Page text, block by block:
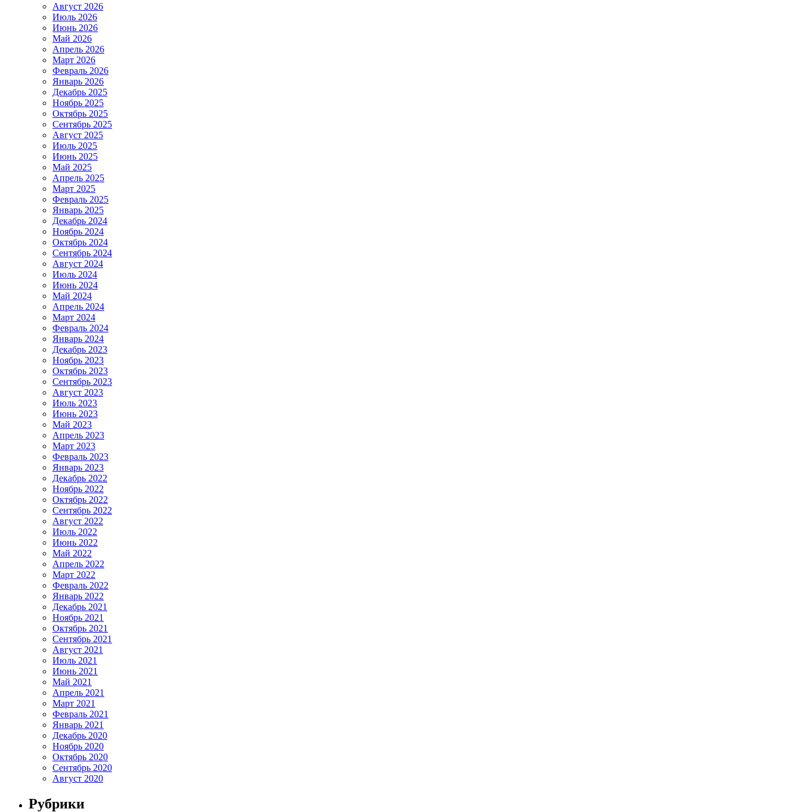
Август 2026
Июль 2026
Июнь 2026
Май 2026
Апрель 2026
Март 2026
Февраль 2026
Январь 2026
Декабрь 2025
Ноябрь 2025
Октябрь 2025
Сентябрь 2025
Август 2025
Июль 2025
Июнь 2025
Май 2025
Апрель 2025
Март 2025
Февраль 2025
Январь 2025
Декабрь 2024
Ноябрь 2024
Октябрь 2024
Сентябрь 2024
Август 2024
Июль 2024
Июнь 2024
Май 2024
Апрель 2024
Март 2024
Февраль 2024
Январь 2024
Декабрь 2023
Ноябрь 2023
Октябрь 2023
Сентябрь 2023
Август 2023
Июль 2023
Июнь 2023
Май 2023
Апрель 2023
Март 2023
Февраль 2023
Январь 2023
Декабрь 2022
Ноябрь 2022
Октябрь 2022
Сентябрь 2022
Август 2022
Июль 2022
Июнь 2022
Май 2022
Апрель 2022
Март 2022
Февраль 2022
Январь 2022
Декабрь 2021
Ноябрь 2021
Октябрь 2021
Сентябрь 2021
Август 2021
Июль 2021
Июнь 2021
Май 2021
Апрель 2021
Март 2021
Февраль 2021
Январь 2021
Декабрь 2020
Ноябрь 2020
Октябрь 2020
Сентябрь 2020
Август 2020
Рубрики